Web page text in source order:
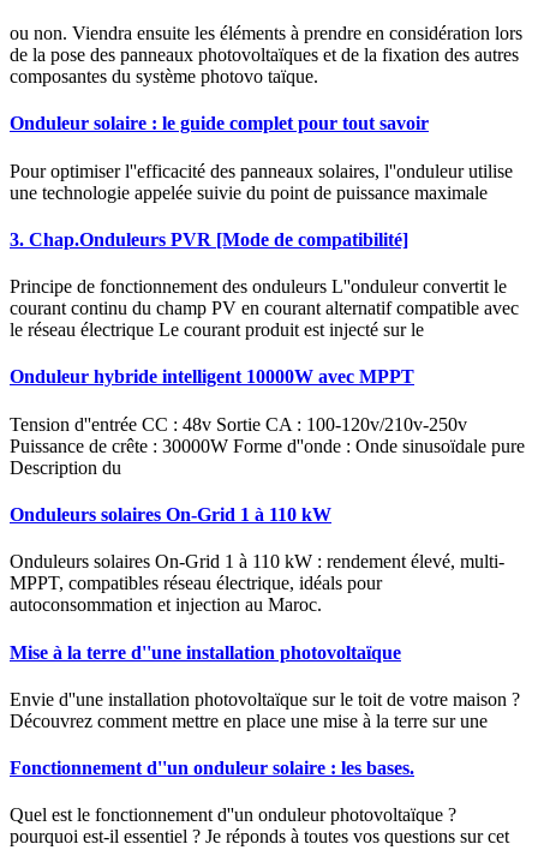
ou non. Viendra ensuite les éléments à prendre en considération lors
de la pose des panneaux photovoltaïques et de la fixation des autres
composantes du système photovo taïque.
Onduleur solaire : le guide complet pour tout savoir
Pour optimiser l''efficacité des panneaux solaires, l''onduleur utilise
une technologie appelée suivie du point de puissance maximale
3. Chap.Onduleurs PVR [Mode de compatibilité]
Principe de fonctionnement des onduleurs L''onduleur convertit le
courant continu du champ PV en courant alternatif compatible avec
le réseau électrique Le courant produit est injecté sur le
Onduleur hybride intelligent 10000W avec MPPT
Tension d''entrée CC : 48v Sortie CA : 100-120v/210v-250v
Puissance de crête : 30000W Forme d''onde : Onde sinusoïdale pure
Description du
Onduleurs solaires On‑Grid 1 à 110 kW
Onduleurs solaires On‑Grid 1 à 110 kW : rendement élevé, multi-
MPPT, compatibles réseau électrique, idéals pour
autoconsommation et injection au Maroc.
Mise à la terre d''une installation photovoltaïque
Envie d''une installation photovoltaïque sur le toit de votre maison ?
Découvrez comment mettre en place une mise à la terre sur une
Fonctionnement d''un onduleur solaire : les bases.
Quel est le fonctionnement d''un onduleur photovoltaïque ?
pourquoi est-il essentiel ? Je réponds à toutes vos questions sur cet